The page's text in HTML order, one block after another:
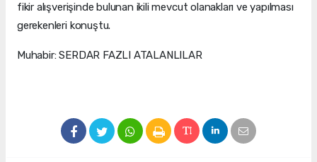
fikir alışverişinde bulunan ikili mevcut olanakları ve yapılması
gerekenleri konuştu.
Muhabir: SERDAR FAZLI ATALANLILAR